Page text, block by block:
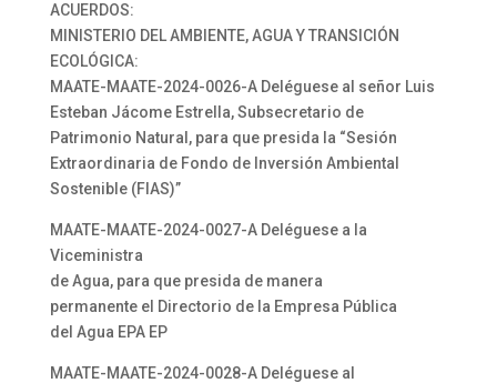
ACUERDOS:
MINISTERIO DEL AMBIENTE, AGUA Y TRANSICIÓN
ECOLÓGICA:
MAATE-MAATE-2024-0026-A Deléguese al señor Luis
Esteban Jácome Estrella, Subsecretario de
Patrimonio Natural, para que presida la “Sesión
Extraordinaria de Fondo de Inversión Ambiental
Sostenible (FIAS)”
MAATE-MAATE-2024-0027-A Deléguese a la
Viceministra
de Agua, para que presida de manera
permanente el Directorio de la Empresa Pública
del Agua EPA EP
MAATE-MAATE-2024-0028-A Deléguese al